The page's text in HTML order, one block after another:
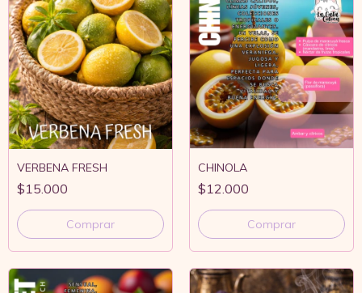
VERBENA FRESH
$15.000
Comprar
CHINOLA
$12.000
Comprar